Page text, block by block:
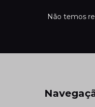
Não temos